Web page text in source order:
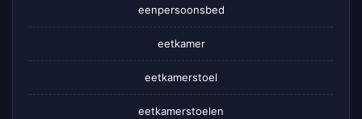
eenpersoonsbed
eetkamer
eetkamerstoel
eetkamerstoelen